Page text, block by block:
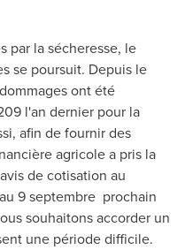
par la sécheresse, le
se poursuit. Depuis le
ont été
l'an dernier pour la
afin de fournir des
agricole a pris la
de cotisation au
9 septembre prochain
souhaitons accorder un
une période difficile.